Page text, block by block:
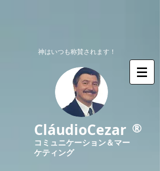
®
CláudioCezar
コミュニケーション＆マー
ケティング
神はいつも称賛されます！